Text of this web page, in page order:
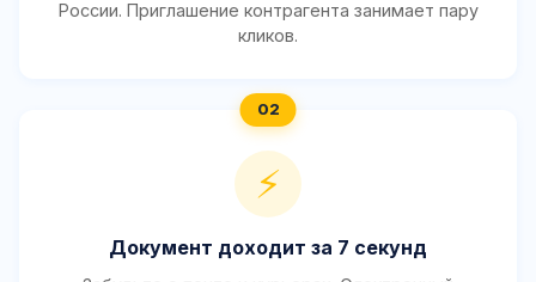
России. Приглашение контрагента занимает пару
кликов.
⚡
Документ доходит за 7 секунд